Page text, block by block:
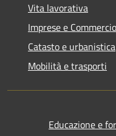
Vita lavorativa
Imprese e Commercio
Catasto e urbanistica
Mobilità e trasporti
Educazione e